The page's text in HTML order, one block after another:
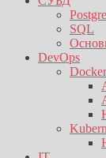
SQL
DevOps
Docker